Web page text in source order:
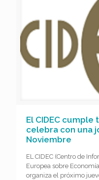
El CIDEC cumple
celebra con una
Noviembre
EL CIDEC (Centro de
Europea sobre
organiza el próximo